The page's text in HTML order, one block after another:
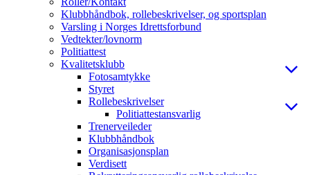
Klubbhåndbok, rollebeskrivelser, og sportsplan
Varsling i Norges Idrettsforbund
Vedtekter/lovnorm
Politiattest
Kvalitetsklubb
Fotosamtykke
Styret
Rollebeskrivelser
Politiattestansvarlig
Trenerveileder
Klubbhåndbok
Organisasjonsplan
Verdisett